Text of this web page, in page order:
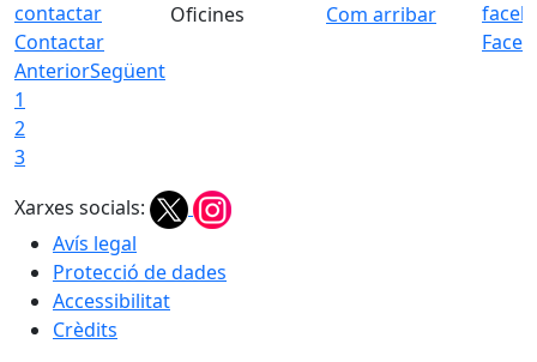
Contactar
Oficines
Com arribar
AnteriorSegüent
1
2
3
Xarxes socials:
Avís legal
Protecció de dades
Accessibilitat
Crèdits